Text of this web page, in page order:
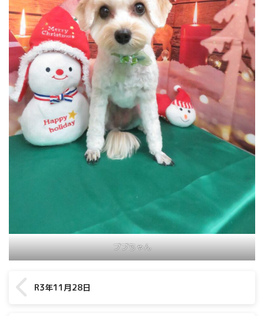
ブブちゃん
R3年11月28日